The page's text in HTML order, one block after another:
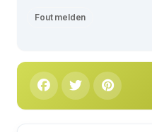
Fout melden